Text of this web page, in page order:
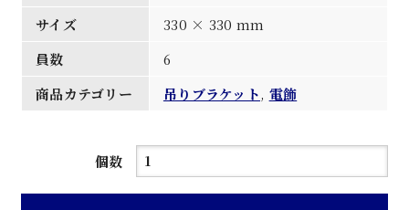
サイズ
330 × 330 mm
員数
6
商品カテゴリー
吊りブラケット, 電飾
個数
吊